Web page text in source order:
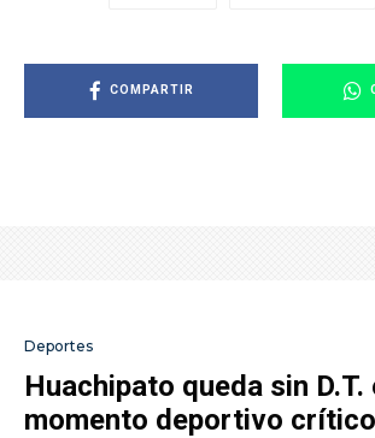
COMPARTIR
Deportes
Huachipato queda sin D.T.
momento deportivo crítico